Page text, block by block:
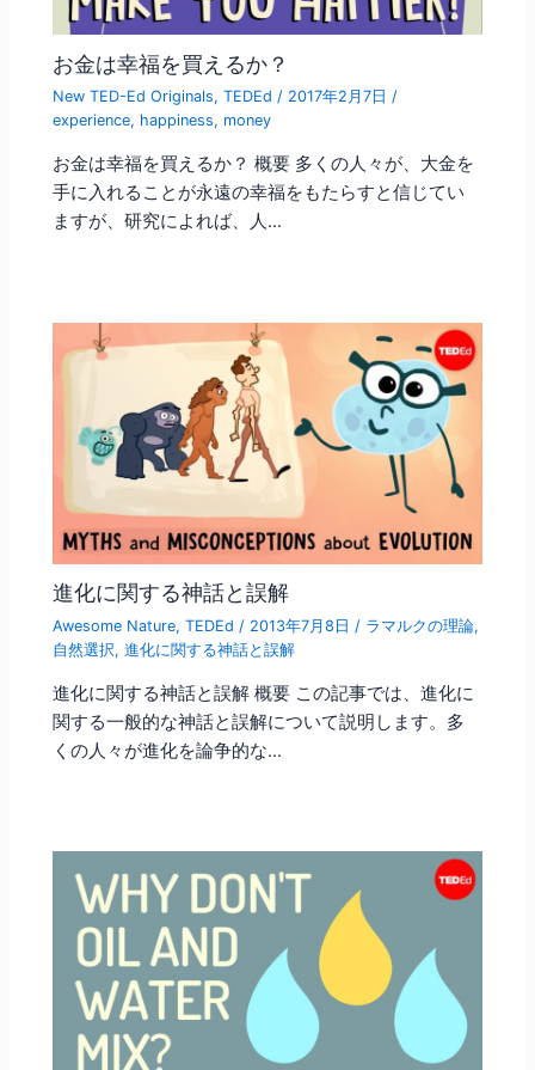
お金は幸福を買えるか？
New TED-Ed Originals,TEDEd / 2017年2月7日 /
experience, happiness, money
お金は幸福を買えるか？ 概要 多くの人々が、大金を
手に入れることが永遠の幸福をもたらすと信じてい
ますが、研究によれば、人…
進化に関する神話と誤解
Awesome Nature,TEDEd / 2013年7月8日 / ラマルクの理論,
自然選択,進化に関する神話と誤解
進化に関する神話と誤解 概要 この記事では、進化に
関する一般的な神話と誤解について説明します。多
くの人々が進化を論争的な…